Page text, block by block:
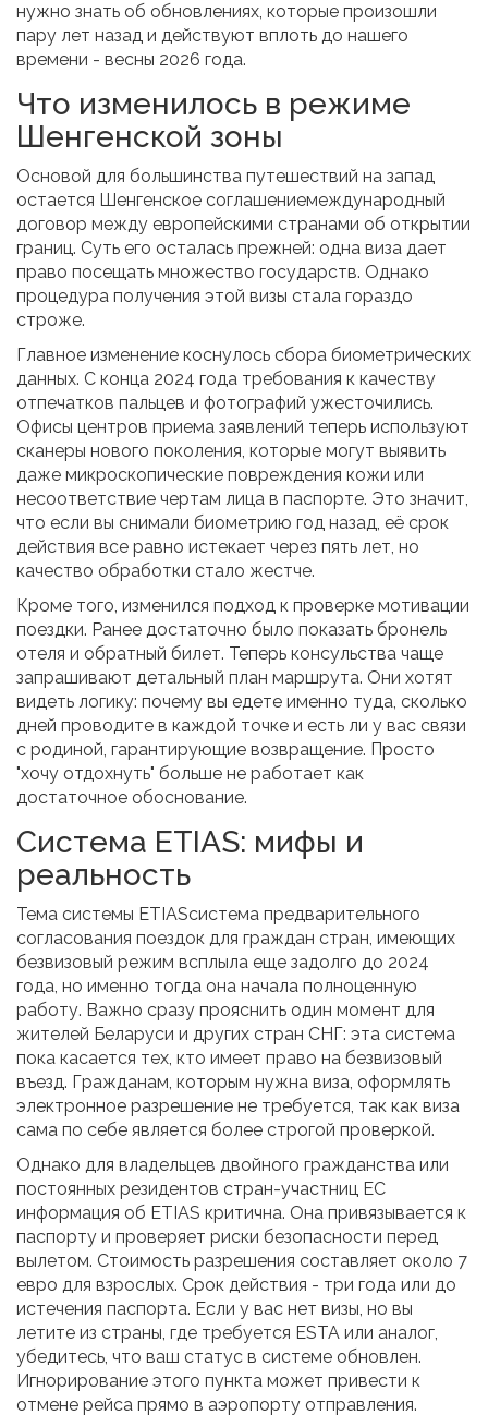
нужно знать об обновлениях, которые произошли
пару лет назад и действуют вплоть до нашего
времени - весны 2026 года.
Что изменилось в режиме
Шенгенской зоны
Основой для большинства путешествий на запад
остается Шенгенское соглашениемеждународный
договор между европейскими странами об открытии
границ. Суть его осталась прежней: одна виза дает
право посещать множество государств. Однако
процедура получения этой визы стала гораздо
строже.
Главное изменение коснулось сбора биометрических
данных. С конца 2024 года требования к качеству
отпечатков пальцев и фотографий ужесточились.
Офисы центров приема заявлений теперь используют
сканеры нового поколения, которые могут выявить
даже микроскопические повреждения кожи или
несоответствие чертам лица в паспорте. Это значит,
что если вы снимали биометрию год назад, её срок
действия все равно истекает через пять лет, но
качество обработки стало жестче.
Кроме того, изменился подход к проверке мотивации
поездки. Ранее достаточно было показать бронель
отеля и обратный билет. Теперь консульства чаще
запрашивают детальный план маршрута. Они хотят
видеть логику: почему вы едете именно туда, сколько
дней проводите в каждой точке и есть ли у вас связи
с родиной, гарантирующие возвращение. Просто
"хочу отдохнуть" больше не работает как
достаточное обоснование.
Система ETIAS: мифы и
реальность
Тема системы ETIASсистема предварительного
согласования поездок для граждан стран, имеющих
безвизовый режим всплыла еще задолго до 2024
года, но именно тогда она начала полноценную
работу. Важно сразу прояснить один момент для
жителей Беларуси и других стран СНГ: эта система
пока касается тех, кто имеет право на безвизовый
въезд. Гражданам, которым нужна виза, оформлять
электронное разрешение не требуется, так как виза
сама по себе является более строгой проверкой.
Однако для владельцев двойного гражданства или
постоянных резидентов стран-участниц ЕС
информация об ETIAS критична. Она привязывается к
паспорту и проверяет риски безопасности перед
вылетом. Стоимость разрешения составляет около 7
евро для взрослых. Срок действия - три года или до
истечения паспорта. Если у вас нет визы, но вы
летите из страны, где требуется ESTA или аналог,
убедитесь, что ваш статус в системе обновлен.
Игнорирование этого пункта может привести к
отмене рейса прямо в аэропорту отправления.